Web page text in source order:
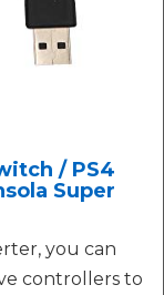
/ PS4
Super
you can
controllers to